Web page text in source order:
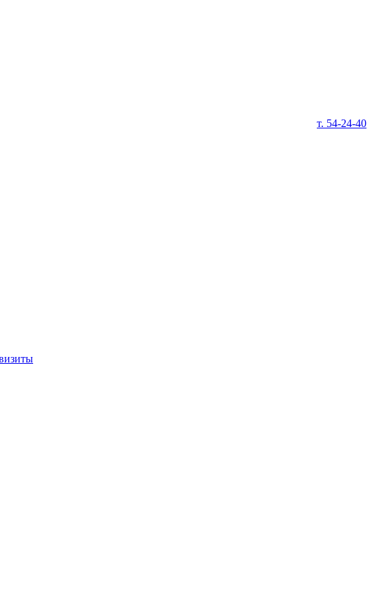
т. 54-24-40